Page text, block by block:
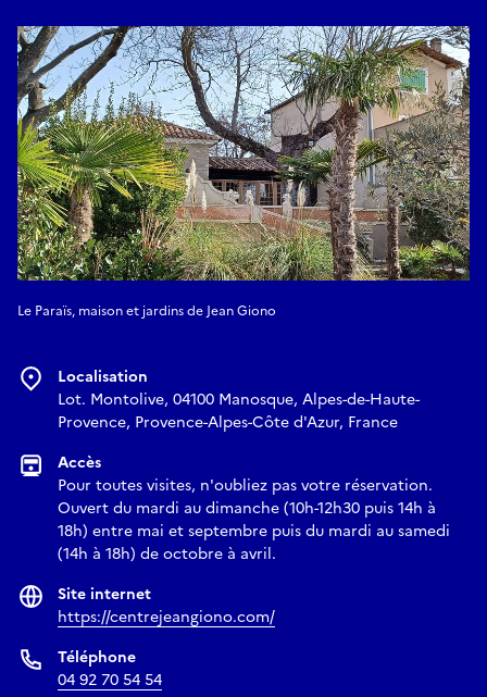
conservation et de sécurité possibles des œuvres tout en
restituant l’esprit initial des lieux. Les pièces principales
seront restaurées dans le respect de leur disposition et de
leur style original. Chaque espace permettra de retrouver
l’ambiance qui régnait dans cette demeure.
Les jardins et les espaces extérieurs seront réaménagés pour
offrir un cadre harmonieux et propice à la contemplation,
dans le respect du lien étroit que Jean Giono entretenait
avec la nature et les paysages de Provence.
Le Paraïs, maison et jardins de Jean Giono
Localisation
Lot. Montolive, 04100 Manosque, Alpes-de-Haute-
Provence, Provence-Alpes-Côte d'Azur, France
Accès
Pour toutes visites, n'oubliez pas votre réservation.
Ouvert du mardi au dimanche (10h-12h30 puis 14h à
18h) entre mai et septembre puis du mardi au samedi
(14h à 18h) de octobre à avril.
Site internet
https://centrejeangiono.com/
Téléphone
04 92 70 54 54